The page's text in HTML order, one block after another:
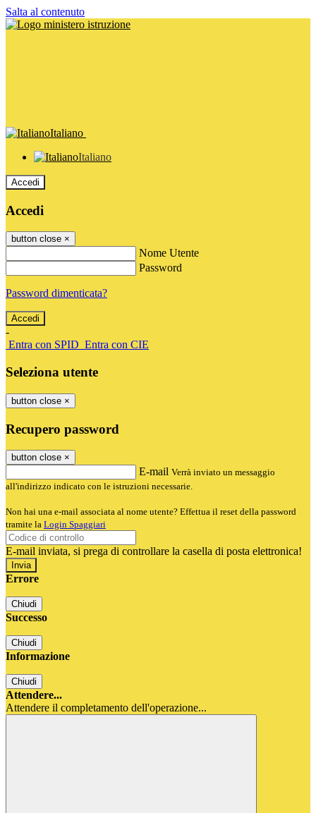
Salta al contenuto
Italiano
Italiano
Accedi
Accedi
button close ×
Nome Utente
Password
Password dimenticata?
-
Entra con SPID Entra con CIE
Seleziona utente
button close ×
Recupero password
button close ×
E-mail Verrà inviato un messaggio
all'indirizzo indicato con le istruzioni necessarie.
Non hai una e-mail associata al nome utente? Effettua il reset della password
tramite la Login Spaggiari
E-mail inviata, si prega di controllare la casella di posta elettronica!
Errore
Chiudi
Successo
Chiudi
Informazione
Chiudi
Attendere...
Attendere il completamento dell'operazione...